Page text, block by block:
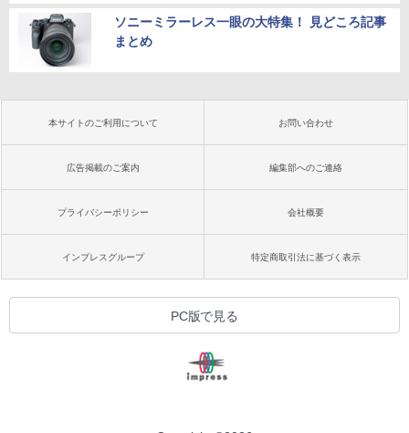
ソニーミラーレス一眼の大特集！ 見どころ記事
まとめ
本サイトのご利用について お問い合わせ
広告掲載のご案内 編集部へのご連絡
プライバシーポリシー 会社概要
インプレスグループ 特定商取引法に基づく表示
PC版で見る